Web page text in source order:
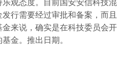
乐观态度。目前国安安信科技
发行需要经过审批和备案，而
金来说，确实是在科技委员会
金。推出日期。